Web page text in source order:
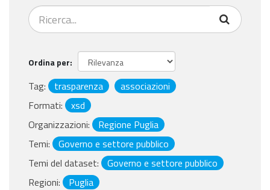
Ordina per
Tag: trasparenza
associazioni
Formati:
xsd
Organizzazioni:
Regione Puglia
Temi:
Governo e settore pubblico
Temi del dataset:
Governo e settore pubblico
Regioni:
Puglia